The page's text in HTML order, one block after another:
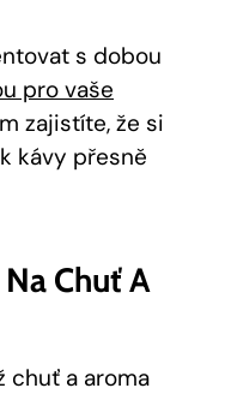
s dobou
pro vaše
zajistíte, že si
kávy přesně
Chuť A
chuť a aroma